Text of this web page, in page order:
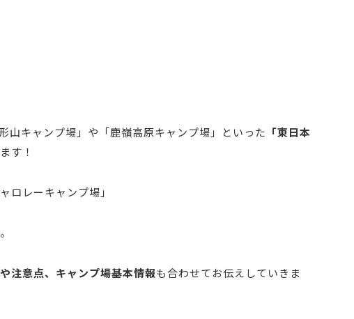
山キャンプ場」や「鹿嶺高原キャンプ場」といった 「東日本
す！
ロレーキャンプ場」
注意点、キャンプ場基本情報も合わせてお伝えしていきま